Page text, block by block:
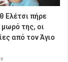
Ελέτσι πήρε
μωρό της, οι
από τον Άγιο